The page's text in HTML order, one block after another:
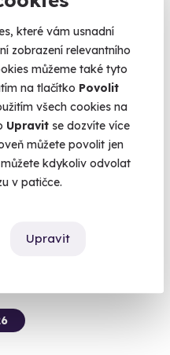
které vám usnadní
zobrazení relevantního
můžeme také tyto
na tlačítko Povolit
všech cookies na
Upravit se dozvíte více
můžete povolit jen
kdykoliv odvolat
v patičce.
Upravit
8.9
z online stříleček -
znáte z oblíbených
Sázavou)